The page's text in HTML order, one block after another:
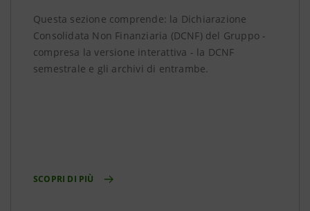
Questa sezione comprende: la Dichiarazione
Consolidata Non Finanziaria (DCNF) del Gruppo -
compresa la versione interattiva - la DCNF
semestrale e gli archivi di entrambe.
SCOPRI DI PIÙ